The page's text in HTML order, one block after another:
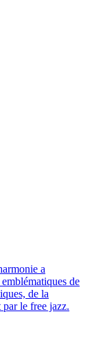
a
de
de la
par le free jazz.